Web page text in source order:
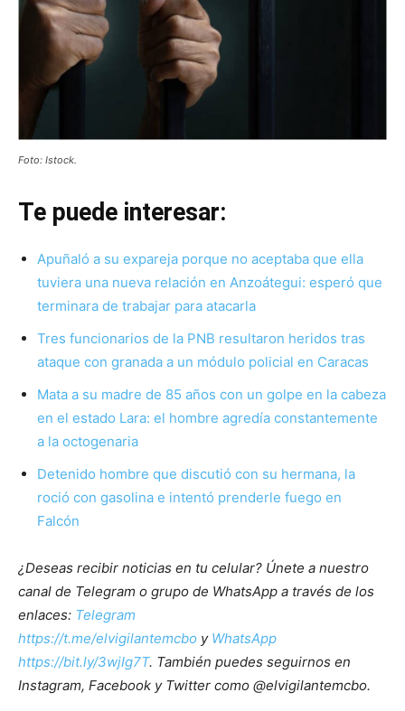
Foto: Istock.
Te puede interesar:
Apuñaló a su expareja porque no aceptaba que ella
tuviera una nueva relación en Anzoátegui: esperó que
terminara de trabajar para atacarla
Tres funcionarios de la PNB resultaron heridos tras
ataque con granada a un módulo policial en Caracas
Mata a su madre de 85 años con un golpe en la cabeza
en el estado Lara: el hombre agredía constantemente
a la octogenaria
Detenido hombre que discutió con su hermana, la
roció con gasolina e intentó prenderle fuego en
Falcón
¿Deseas recibir noticias en tu celular? Únete a nuestro
canal de Telegram o grupo de WhatsApp a través de los
enlaces: Telegram
https://t.me/elvigilantemcbo y WhatsApp
https://bit.ly/3wjIg7T. También puedes seguirnos en
Instagram, Facebook y Twitter como @elvigilantemcbo.